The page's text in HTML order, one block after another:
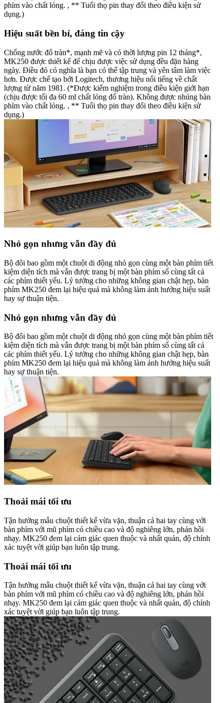
phím vào chất lỏng. , ** Tuổi thọ pin thay đổi theo điều kiện sử
dụng.)
Hiệu suất bền bỉ, đáng tin cậy
Chống nước đổ tràn*, mạnh mẽ và có thời lượng pin 12 tháng*,
MK250 được thiết kế để chịu được việc sử dụng đều đặn hàng
ngày. Điều đó có nghĩa là bạn có thể tập trung và yên tâm làm việc
hơn. Được chế tạo bởi Logitech, thương hiệu nổi tiếng về chất
lượng từ năm 1981. (*Được kiểm nghiệm trong điều kiện giới hạn
(chịu được tối đa 60 ml chất lỏng đổ tràn). Không được nhúng bàn
phím vào chất lỏng. , ** Tuổi thọ pin thay đổi theo điều kiện sử
dụng.)
Nhỏ gọn nhưng vẫn đầy đủ
Bộ đôi bao gồm một chuột di động nhỏ gọn cùng một bàn phím tiết
kiệm diện tích mà vẫn được trang bị một bàn phím số cùng tất cả
các phím thiết yếu. Lý tưởng cho những không gian chật hẹp, bàn
phím MK250 đem lại hiệu quả mà không làm ảnh hưởng hiệu suất
hay sự thuận tiện.
Nhỏ gọn nhưng vẫn đầy đủ
Bộ đôi bao gồm một chuột di động nhỏ gọn cùng một bàn phím tiết
kiệm diện tích mà vẫn được trang bị một bàn phím số cùng tất cả
các phím thiết yếu. Lý tưởng cho những không gian chật hẹp, bàn
phím MK250 đem lại hiệu quả mà không làm ảnh hưởng hiệu suất
hay sự thuận tiện.
Thoải mái tối ưu
Tận hưởng mẫu chuột thiết kế vừa vặn, thuận cả hai tay cùng với
bàn phím với mũ phím có chiều cao và độ nghiêng lớn, phản hồi
nhạy. MK250 đem lại cảm giác quen thuộc và nhất quán, độ chính
xác tuyệt vời giúp bạn luôn tập trung.
Thoải mái tối ưu
Tận hưởng mẫu chuột thiết kế vừa vặn, thuận cả hai tay cùng với
bàn phím với mũ phím có chiều cao và độ nghiêng lớn, phản hồi
nhạy. MK250 đem lại cảm giác quen thuộc và nhất quán, độ chính
xác tuyệt vời giúp bạn luôn tập trung.